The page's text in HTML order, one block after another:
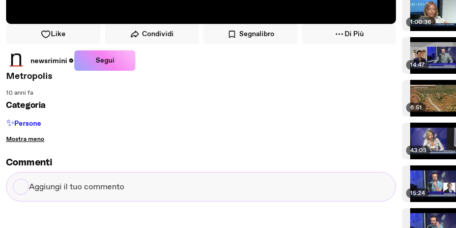
Like Condividi Segnalibro Di Più
newsrimini Segui
Metropolis
10 anni fa
Categoria
✨Persone
Mostra meno
Commenti
Aggiungi
il
1:00:36
14:47
6:51
43:03
15:24